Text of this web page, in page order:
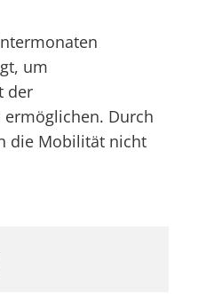
um
der
Durch
die Mobilität nicht